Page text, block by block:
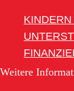
Weitere